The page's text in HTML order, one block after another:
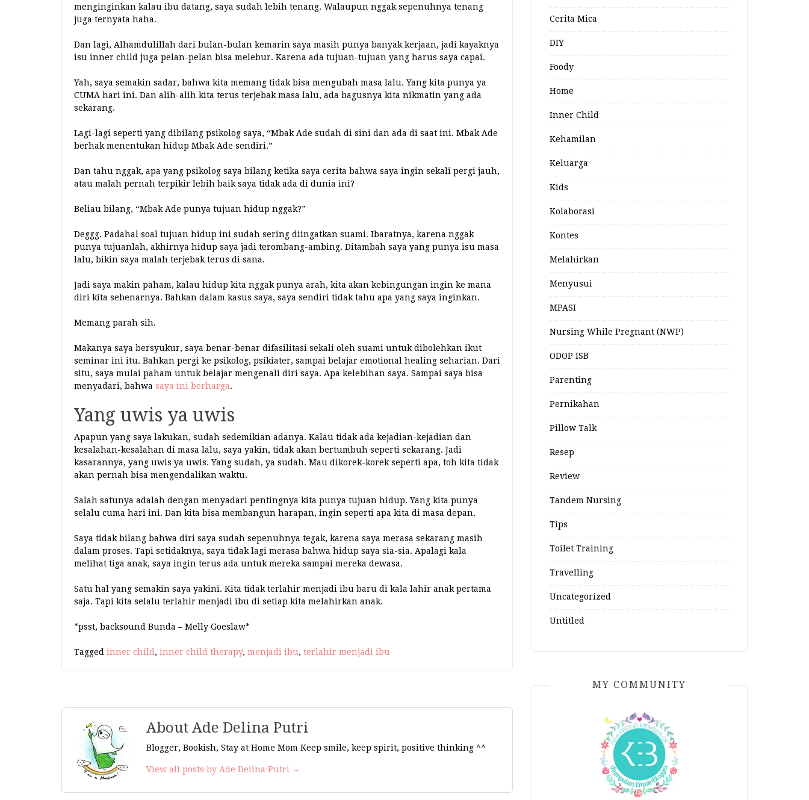
menginginkan kalau ibu datang, saya sudah lebih tenang. Walaupun nggak sepenuhnya tenang
juga ternyata haha.
Dan lagi, Alhamdulillah dari bulan-bulan kemarin saya masih punya banyak kerjaan, jadi kayaknya
isu inner child juga pelan-pelan bisa melebur. Karena ada tujuan-tujuan yang harus saya capai.
Yah, saya semakin sadar, bahwa kita memang tidak bisa mengubah masa lalu. Yang kita punya ya
CUMA hari ini. Dan alih-alih kita terus terjebak masa lalu, ada bagusnya kita nikmatin yang ada
sekarang.
Lagi-lagi seperti yang dibilang psikolog saya, “Mbak Ade sudah di sini dan ada di saat ini. Mbak Ade
berhak menentukan hidup Mbak Ade sendiri.”
Dan tahu nggak, apa yang psikolog saya bilang ketika saya cerita bahwa saya ingin sekali pergi jauh,
atau malah pernah terpikir lebih baik saya tidak ada di dunia ini?
Beliau bilang, “Mbak Ade punya tujuan hidup nggak?”
Deggg. Padahal soal tujuan hidup ini sudah sering diingatkan suami. Ibaratnya, karena nggak
punya tujuanlah, akhirnya hidup saya jadi terombang-ambing. Ditambah saya yang punya isu masa
lalu, bikin saya malah terjebak terus di sana.
Jadi saya makin paham, kalau hidup kita nggak punya arah, kita akan kebingungan ingin ke mana
diri kita sebenarnya. Bahkan dalam kasus saya, saya sendiri tidak tahu apa yang saya inginkan.
Memang parah sih.
Makanya saya bersyukur, saya benar-benar difasilitasi sekali oleh suami untuk dibolehkan ikut
seminar ini itu. Bahkan pergi ke psikolog, psikiater, sampai belajar emotional healing seharian. Dari
situ, saya mulai paham untuk belajar mengenali diri saya. Apa kelebihan saya. Sampai saya bisa
menyadari, bahwa saya ini berharga.
Yang uwis ya uwis
Apapun yang saya lakukan, sudah sedemikian adanya. Kalau tidak ada kejadian-kejadian dan
kesalahan-kesalahan di masa lalu, saya yakin, tidak akan bertumbuh seperti sekarang. Jadi
kasarannya, yang uwis ya uwis. Yang sudah, ya sudah. Mau dikorek-korek seperti apa, toh kita tidak
akan pernah bisa mengendalikan waktu.
Salah satunya adalah dengan menyadari pentingnya kita punya tujuan hidup. Yang kita punya
selalu cuma hari ini. Dan kita bisa membangun harapan, ingin seperti apa kita di masa depan.
Saya tidak bilang bahwa diri saya sudah sepenuhnya tegak, karena saya merasa sekarang masih
dalam proses. Tapi setidaknya, saya tidak lagi merasa bahwa hidup saya sia-sia. Apalagi kala
melihat tiga anak, saya ingin terus ada untuk mereka sampai mereka dewasa.
Satu hal yang semakin saya yakini. Kita tidak terlahir menjadi ibu baru di kala lahir anak pertama
saja. Tapi kita selalu terlahir menjadi ibu di setiap kita melahirkan anak.
*psst, backsound Bunda – Melly Goeslaw*
Tagged inner child , inner child therapy, menjadi ibu, terlahir menjadi ibu
About Ade Delina Putri
Blogger, Bookish, Stay at Home Mom Keep smile, keep spirit, positive thinking ^^
View all posts by Ade Delina Putri →
Cerita Mica
DIY
Foody
Home
Inner Child
Kehamilan
Keluarga
Kids
Kolaborasi
Kontes
Melahirkan
Menyusui
MPASI
Nursing While Pregnant (NWP)
ODOP ISB
Parenting
Pernikahan
Pillow Talk
Resep
Review
Tandem Nursing
Tips
Toilet Training
Travelling
Uncategorized
Untitled
MY COMMUNITY